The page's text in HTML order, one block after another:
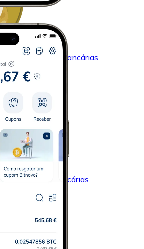
transferência bancárias
transferência bancárias